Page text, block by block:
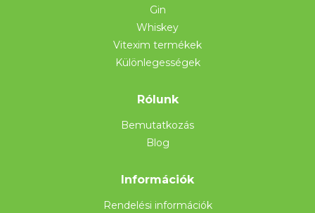
Gin
Whiskey
Vitexim termékek
Különlegességek
Rólunk
Bemutatkozás
Blog
Információk
Rendelési információk